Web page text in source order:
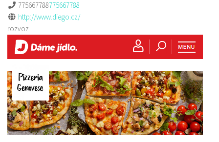
775667788775667788
http://www.diego.cz/
rozvoz